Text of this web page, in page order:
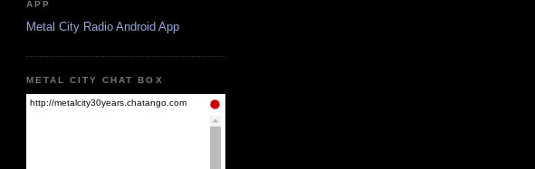
APP
Metal City Radio Android App
METAL CITY CHAT BOX